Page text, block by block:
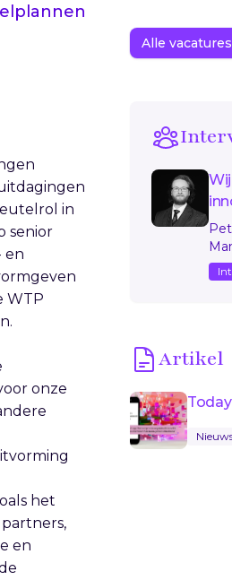
in
senior
en
WTP
onze
het
en
Alle vacatures
Artikel